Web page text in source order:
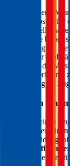
Gut zu wissen:
auch die Kosten für
bedeutet, sie bieten
Versicherung an.
sich aber der
Modell, um die
Leistungsverhältnis
Versicherung im
Wie kann ich
Sie wollen einen
der passenden
der Entscheidung,
mit Kredit
Unterschiede kurz